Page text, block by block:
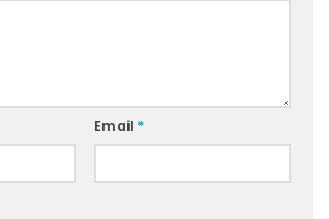
Email *